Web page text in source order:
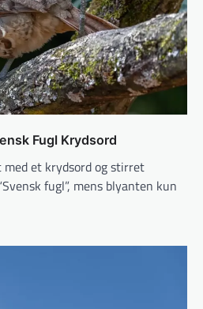
Fugl Krydsord
med et krydsord og stirret
fugl”, mens blyanten kun